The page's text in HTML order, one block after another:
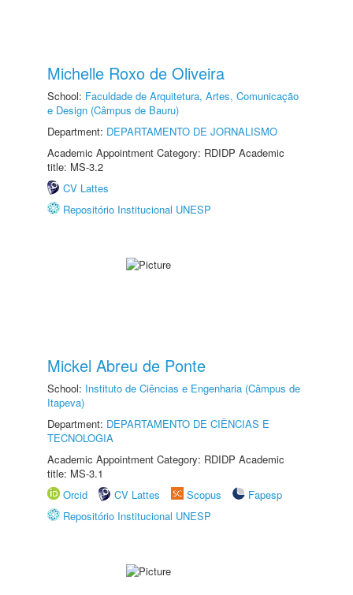
Michelle Roxo de Oliveira
School: Faculdade de Arquitetura, Artes, Comunicação
e Design (Câmpus de Bauru)
Department: DEPARTAMENTO DE JORNALISMO
Academic Appointment Category: RDIDP Academic
title: MS-3.2
CV Lattes
Repositório Institucional UNESP
Mickel Abreu de Ponte
School: Instituto de Ciências e Engenharia (Câmpus de
Itapeva)
Department: DEPARTAMENTO DE CIÊNCIAS E
TECNOLOGIA
Academic Appointment Category: RDIDP Academic
title: MS-3.1
Orcid
CV Lattes Scopus
Fapesp
Repositório Institucional UNESP